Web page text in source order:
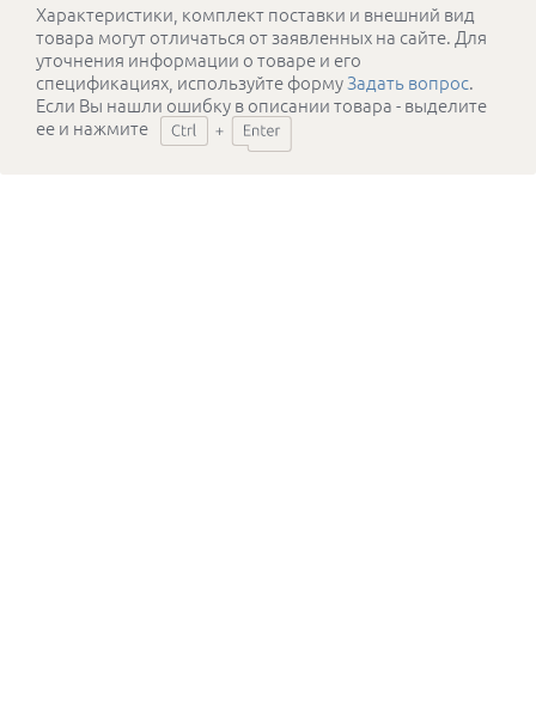
Характеристики, комплект поставки и внешний вид
товара могут отличаться от заявленных на сайте. Для
уточнения информации о товаре и его
спецификациях, используйте формуЗадать вопрос.
Если Вы нашли ошибку в описании товара - выделите
ее и нажмите